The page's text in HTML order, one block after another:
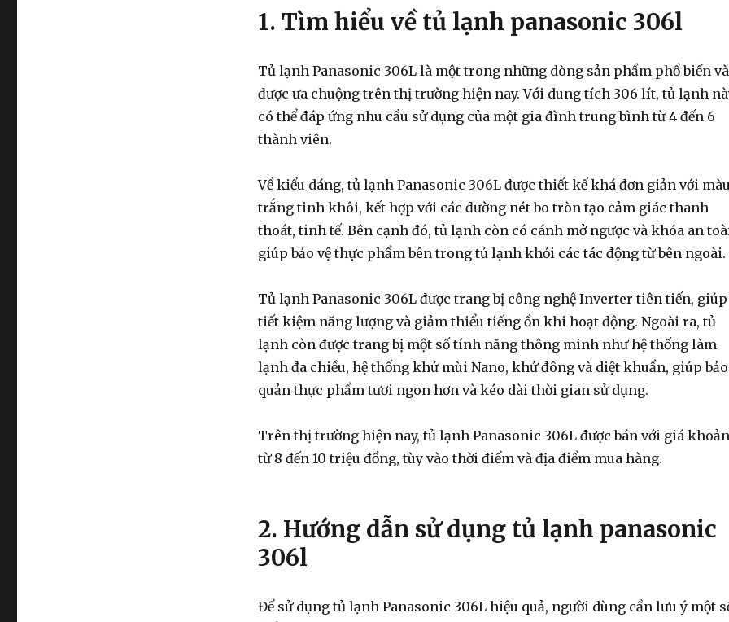
1. Tìm hiểu về tủ lạnh panasonic 306l
Tủ lạnh Panasonic 306L là một trong những dòng sản phẩm phổ biến và
được ưa chuộng trên thị trường hiện nay. Với dung tích 306 lít, tủ lạnh
có thể đáp ứng nhu cầu sử dụng của một gia đình trung bình từ 4 đến 6
thành viên.
Về kiểu dáng, tủ lạnh Panasonic 306L được thiết kế khá đơn giản với
trắng tinh khôi, kết hợp với các đường nét bo tròn tạo cảm giác thanh
thoát, tinh tế. Bên cạnh đó, tủ lạnh còn có cánh mở ngược và khóa an
giúp bảo vệ thực phẩm bên trong tủ lạnh khỏi các tác động từ bên ngoài.
Tủ lạnh Panasonic 306L được trang bị công nghệ Inverter tiên tiến, giúp
tiết kiệm năng lượng và giảm thiểu tiếng ồn khi hoạt động. Ngoài ra, tủ
lạnh còn được trang bị một số tính năng thông minh như hệ thống làm
lạnh đa chiều, hệ thống khử mùi Nano, khử đông và diệt khuẩn, giúp bảo
quản thực phẩm tươi ngon hơn và kéo dài thời gian sử dụng.
Trên thị trường hiện nay, tủ lạnh Panasonic 306L được bán với giá
từ 8 đến 10 triệu đồng, tùy vào thời điểm và địa điểm mua hàng.
2. Hướng dẫn sử dụng tủ lạnh panasonic
306l
Để sử dụng tủ lạnh Panasonic 306L hiệu quả, người dùng cần lưu ý một